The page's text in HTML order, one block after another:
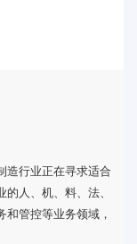
造行业正在寻求适合
、机、料、法、
和管控等业务领域，